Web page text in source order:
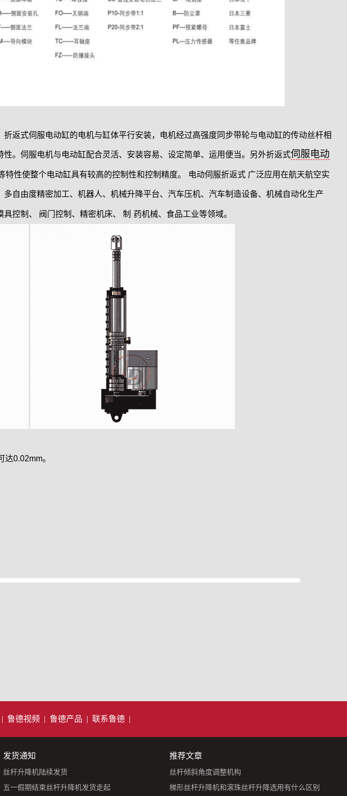
返式伺服电动缸的电机与缸体平行安装，电机经过高强度同步带轮与电动缸的传动丝杆相
。伺服电机与电动缸配合灵活、安装容易、设定简单、运用便当。另外折返式伺服电动
性使整个电动缸具有较高的控制性和控制精度。 电动伺服折返式 广泛应用在航天航空实
自由度精密加工、机器人、机械升降平台、汽车压机、汽车制造设备、机械自动化生产
控制、 阀门控制、精密机床、 制 药机械、食品工业等领域。
0.02mm。
| 鲁德视频 | 鲁德产品 | 联系鲁德 |
发货通知
丝杆升降机陆续发货
五一假期结束丝杆升降机发货走起
推荐文章
丝杆倾斜角度调整机构
梯形丝杆升降机和滚珠丝杆升降选用有什么区别